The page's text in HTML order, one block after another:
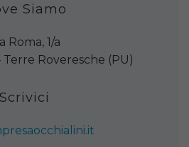
Siamo
Roma, 1/a
Terre Roveresche (PU)
Scrivici